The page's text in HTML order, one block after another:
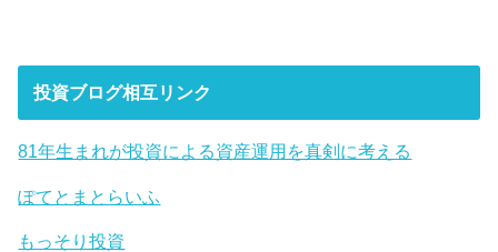
投資ブログ相互リンク
81年生まれが投資による資産運用を真剣に考える
ぽてとまとらいふ
もっそり投資